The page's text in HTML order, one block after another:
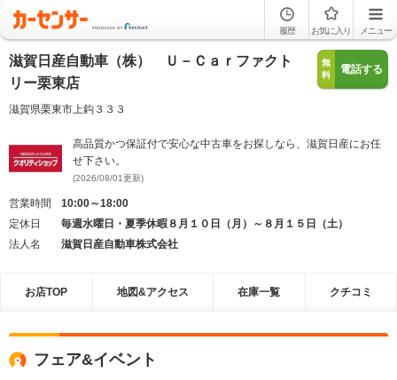
履歴 お気に入り メニュー
滋賀日産自動車（株） Ｕ－Ｃａｒファクト
リー栗東店
滋賀県栗東市上鈎３３３
無
料
電話する
高品質かつ保証付で安心な中古車をお探しなら、滋賀日産にお任
せ下さい。
(2026/08/01更新)
営業時間
10:00～18:00
定休日
毎週水曜日・夏季休暇８月１０日（月）～８月１５日（土）
法人名
滋賀日産自動車株式会社
お店TOP 地図&アクセス 在庫一覧 クチコミ
フェア&イベント